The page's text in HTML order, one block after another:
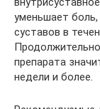
уменьшает
суставов в
препарата
недели и более.